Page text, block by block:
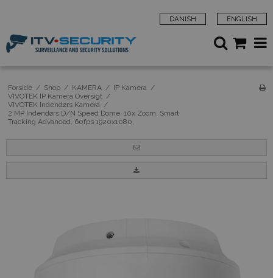
DANISH ENGLISH
Forside / Shop / KAMERA / IP Kamera /
VIVOTEK IP Kamera Oversigt /
VIVOTEK Indendørs Kamera /
2 MP Indendørs D/N Speed Dome, 10x Zoom, Smart
Tracking Advanced, 60fps 1920x1080,